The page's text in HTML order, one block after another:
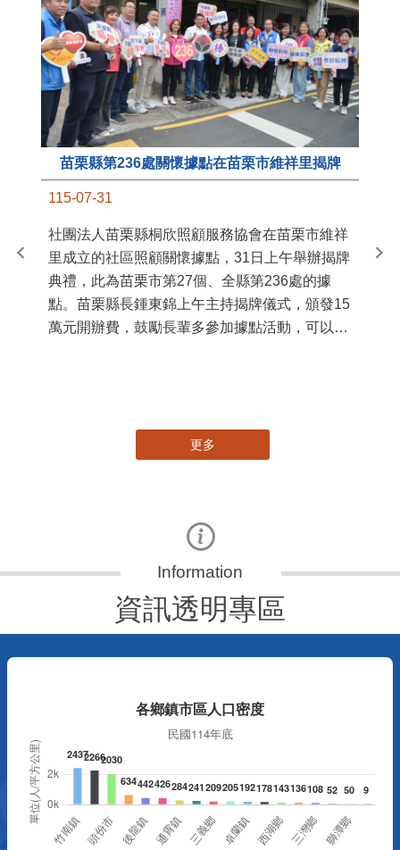
苗栗縣第236處關懷據點在苗栗市維祥里揭牌
115-07-31
社團法人苗栗縣桐欣照顧服務協會在苗栗市維祥
里成立的社區照顧關懷據點，31日上午舉辦揭牌
典禮，此為苗栗市第27個、全縣第236處的據
點。苗栗縣長鍾東錦上午主持揭牌儀式，頒發15
萬元開辦費，鼓勵長輩多參加據點活動，可以更
苗
更多
資訊透明專區